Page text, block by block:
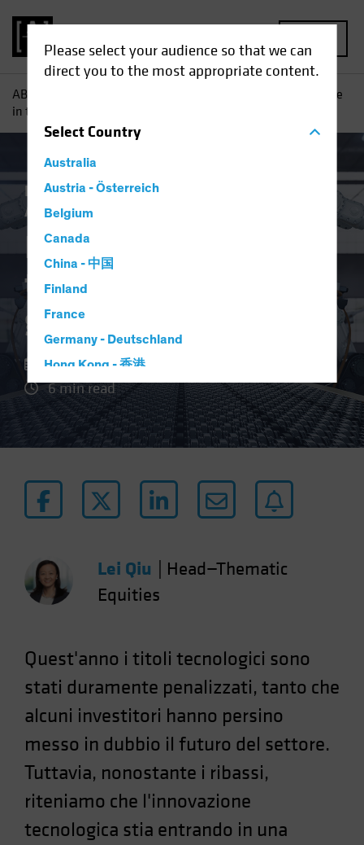
Please select your audience so that we can
direct you to the most appropriate content.
SelectCountry
Australia
Austria - Österreich
Belgium
Canada
China - 中国
Finland
France
Germany - Deutschland
Hong Kong - 香港
Hungary
Iceland
Latin America
Luxembourg and Other EMEA
New Zealand
Norway
Portugal
Singapore
South Korea - 대한민국
Spain
Sweden
Switzerland
AB
Investire
in titoli tecnologici dopo il grande crollo
Innovazione tecnologica
Azionari Blog
Investire in titoli
tecnologici dopo il
grande crollo
28 ottobre 2022
6 min read
Lei Qiu
Head—Thematic
Equities
Quest'anno i titoli tecnologici sono
stati duramente penalizzati, tanto che
alcuni investitori hanno persino
messo in dubbio il futuro del settore.
Tuttavia, nonostante i ribassi,
riteniamo che l'innovazione
tecnologica stia entrando in una